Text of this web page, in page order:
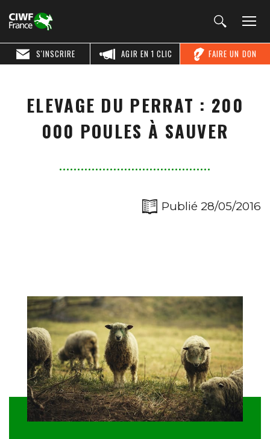
FAIRE UN DON
AGIR EN 1 CLIC
S'INSCRIRE
ELEVAGE DU PERRAT : 200
000 POULES À SAUVER
Publié 28/05/2016